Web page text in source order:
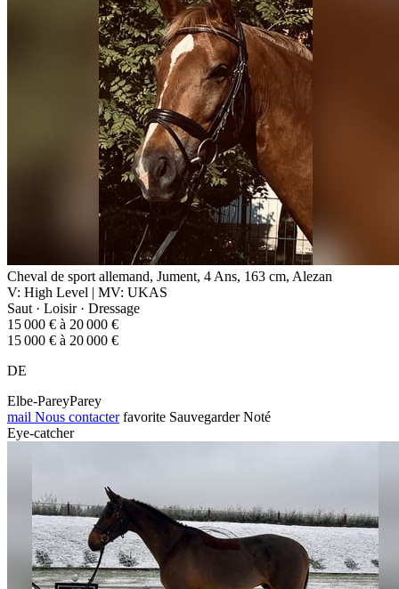
Cheval de sport allemand, Jument, 4 Ans, 163 cm, Alezan
V: High Level | MV: UKAS
Saut · Loisir · Dressage
15 000 € à 20 000 €
15 000 € à 20 000 €
DE
Elbe-PareyParey
mail Nous contacter favorite Sauvegarder Noté
Eye-catcher